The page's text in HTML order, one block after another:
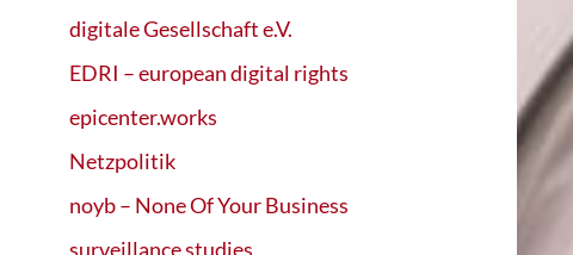
digitale Gesellschaft e.V.
EDRI – european digital rights
epicenter.works
Netzpolitik
noyb – None Of Your Business
surveillance studies